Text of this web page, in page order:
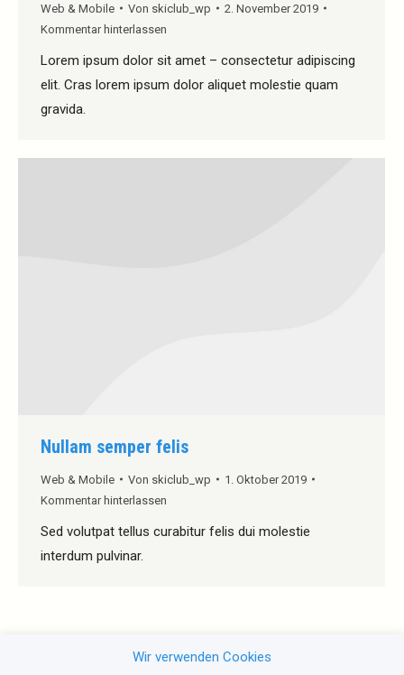
Web & Mobile Von skiclub_wp
2. November 2019
Kommentar hinterlassen
Lorem ipsum dolor sit amet – consectetur adipiscing
elit. Cras lorem ipsum dolor aliquet molestie quam
gravida.
Nullam semper felis
Web & Mobile Von skiclub_wp
1. Oktober 2019
Kommentar hinterlassen
Sed volutpat tellus curabitur felis dui molestie
interdum pulvinar.
2 3 4 5
Wir verwenden Cookies